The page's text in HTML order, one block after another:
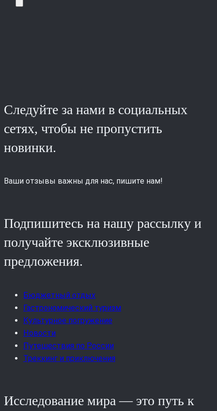
Следуйте за нами в социальных
сетях, чтобы не пропустить
новинки.
Ваши отзывы важны для нас, пишите нам!
Подпишитесь на нашу рассылку и
получайте эксклюзивные
предложения.
Бюджетный отдых
Гастрономический туризм
Культурное погружение
Новости
Путешествия по России
Треккинг и приключения
Исследование мира — это путь к